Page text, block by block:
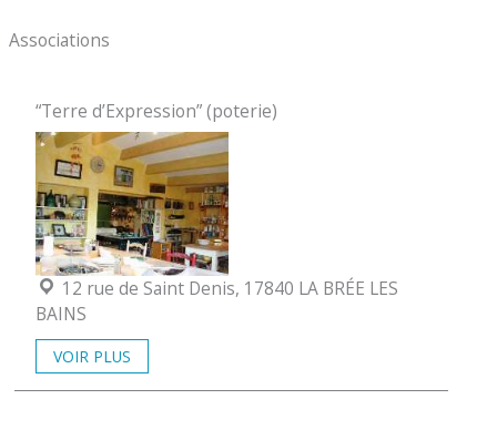
Associations
“Terre d’Expression” (poterie)
Localisation :
12 rue de Saint Denis, 17840 LA BRÉE LES
BAINS
VOIR PLUS